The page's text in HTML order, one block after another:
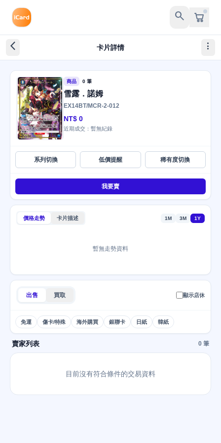
search
arrow_back_ios_new 卡片詳情 more_vert
商品 0 筆
雪露．諾姆
EX14BT/MCR-2-012
NT$ 0
近期成交：暫無紀錄
系列切換 低價提醒 稀有度切換
我要賣
價格走勢 卡片描述 1M 3M 1Y
暫無走勢資料
出售 買取 顯示店休
免運 傷卡/特殊 海外購買 銀聯卡 日紙 韓紙
賣家列表 0 筆
目前沒有符合條件的交易資料